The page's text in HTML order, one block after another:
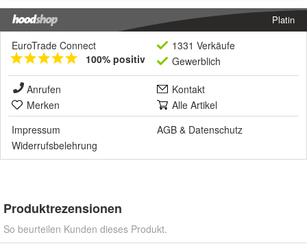
Platin
EuroTrade Connect
100% positiv
1331 Verkäufe
Gewerblich
Anrufen
Kontakt
Merken
Alle Artikel
Impressum
AGB & Datenschutz
Widerrufsbelehrung
Produktrezensionen
So beurteilen Kunden dieses Produkt.